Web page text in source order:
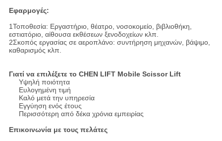
Εφαρμογές:
1Τοποθεσία: Εργαστήριο, θέατρο, νοσοκομείο, βιβλιοθήκη,
εστιατόριο, αίθουσα εκθέσεων ξενοδοχείων κλπ.
2Σκοπός εργασίας σε αεροπλάνο: συντήρηση μηχανών, βάψιμο,
καθαρισμός κλπ.
Γιατί να επιλέξετε το CHEN LIFT Mobile Scissor Lift
Υψηλή ποιότητα
Ευλογημένη τιμή
Καλό μετά την υπηρεσία
Εγγύηση ενός έτους
Περισσότερη από δέκα χρόνια εμπειρίας
Επικοινωνία με τους πελάτες